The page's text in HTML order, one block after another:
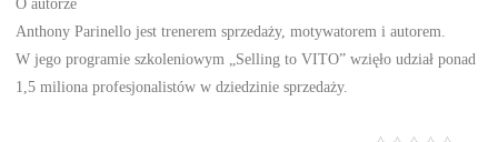
Anthony Parinello jest trenerem sprzedaży, motywatorem i autorem.
W jego programie szkoleniowym „Selling to VITO” wzięło udział ponad
1,5 miliona profesjonalistów w dziedzinie sprzedaży.